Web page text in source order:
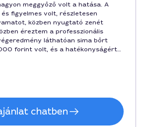
meggyőző volt a hatása. A
figyelmes volt, részletesen
közben nyugtató zenét
éreztem a professzionális
láthatóan sima bőrt
forint volt, és a hatékonyságért
megközelíthető.
chatben